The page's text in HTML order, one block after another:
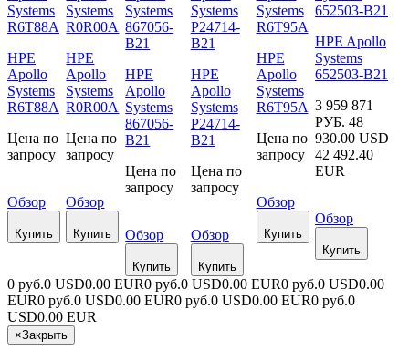
HPE
Apollo
Systems
R6T88A
Цена по
запросу
Обзор
Купить
HPE
Apollo
Systems
R0R00A
Цена по
запросу
Обзор
Купить
HPE
Apollo
Systems
867056-
B21
Цена по
запросу
Обзор
Купить
HPE
Apollo
Systems
P24714-
B21
Цена по
запросу
Обзор
Купить
HPE
Apollo
Systems
R6T95A
Цена по
запросу
Обзор
Купить
HPE Apollo
Systems
652503-B21
3 959 871
РУБ. 48
930.00 USD
42 492.40
EUR
Обзор
Купить
0 руб.0 USD0.00 EUR0 руб.0 USD0.00 EUR0 руб.0 USD0.00
EUR0 руб.0 USD0.00 EUR0 руб.0 USD0.00 EUR0 руб.0
USD0.00 EUR
×Закрыть